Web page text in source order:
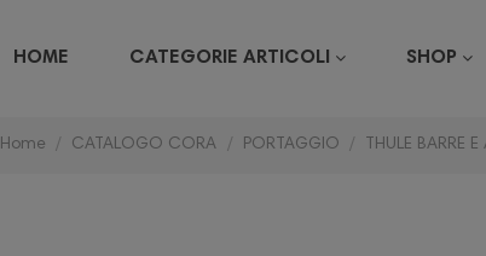
HOME CATEGORIE ARTICOLI SHOP
Home CATALOGO CORA PORTAGGIO THULE BARRE